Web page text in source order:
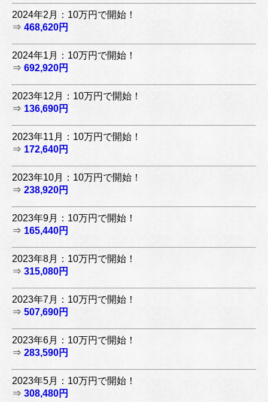
2024年2月：10万円で開始！
⇒ 468,620円
2024年1月：10万円で開始！
⇒ 692,920円
2023年12月：10万円で開始！
⇒ 136,690円
2023年11月：10万円で開始！
⇒ 172,640円
2023年10月：10万円で開始！
⇒ 238,920円
2023年9月：10万円で開始！
⇒ 165,440円
2023年8月：10万円で開始！
⇒ 315,080円
2023年7月：10万円で開始！
⇒ 507,690円
2023年6月：10万円で開始！
⇒ 283,590円
2023年5月：10万円で開始！
⇒ 308,480円